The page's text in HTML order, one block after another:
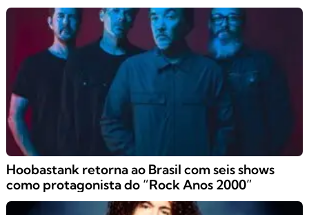
Hoobastank retorna ao Brasil com seis shows
como protagonista do “Rock Anos 2000”